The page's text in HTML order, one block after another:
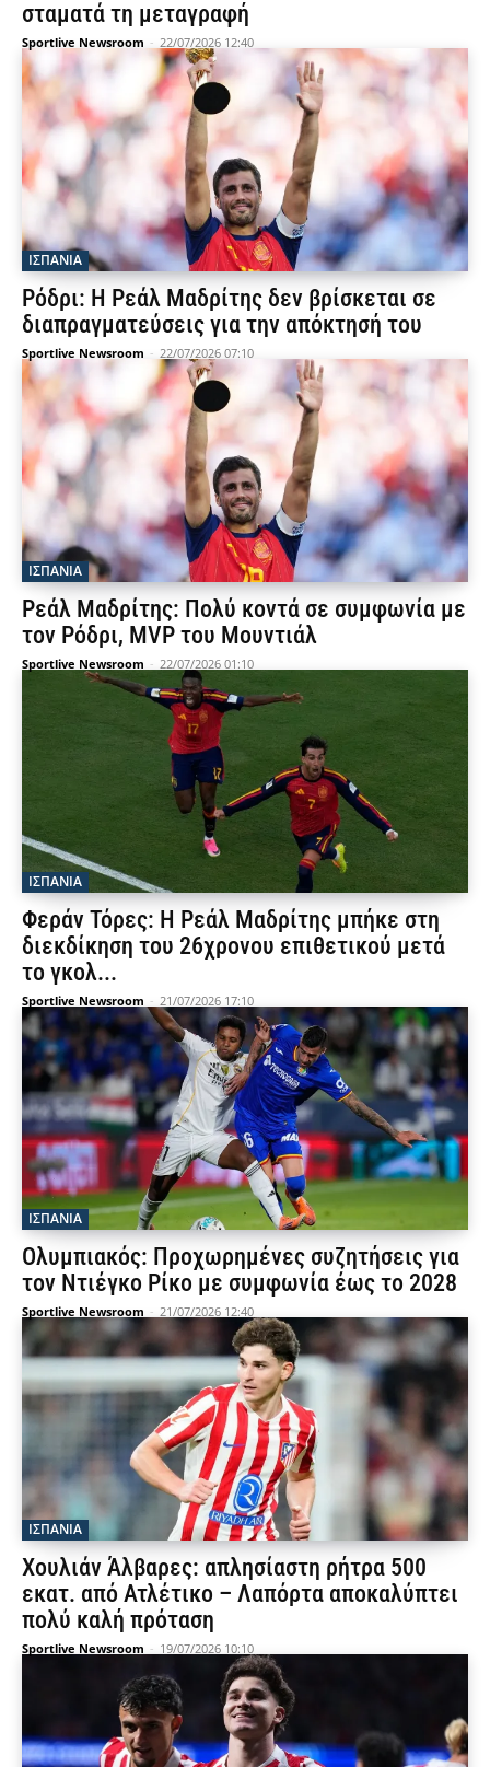
σταματά τη μεταγραφή
Sportlive Newsroom - 22/07/2026 12:40
ΙΣΠΑΝΙΑ
Ρόδρι: Η Ρεάλ Μαδρίτης δεν βρίσκεται σε
διαπραγματεύσεις για την απόκτησή του
Sportlive Newsroom - 22/07/2026 07:10
ΙΣΠΑΝΙΑ
Ρεάλ Μαδρίτης: Πολύ κοντά σε συμφωνία με
τον Ρόδρι, MVP του Μουντιάλ
Sportlive Newsroom - 22/07/2026 01:10
ΙΣΠΑΝΙΑ
Φεράν Τόρες: Η Ρεάλ Μαδρίτης μπήκε στη
διεκδίκηση του 26χρονου επιθετικού μετά
το γκολ...
Sportlive Newsroom - 21/07/2026 17:10
ΙΣΠΑΝΙΑ
Ολυμπιακός: Προχωρημένες συζητήσεις για
τον Ντιέγκο Ρίκο με συμφωνία έως το 2028
Sportlive Newsroom - 21/07/2026 12:40
ΙΣΠΑΝΙΑ
Χουλιάν Άλβαρες: απλησίαστη ρήτρα 500
εκατ. από Ατλέτικο – Λαπόρτα αποκαλύπτει
πολύ καλή πρόταση
Sportlive Newsroom - 19/07/2026 10:10